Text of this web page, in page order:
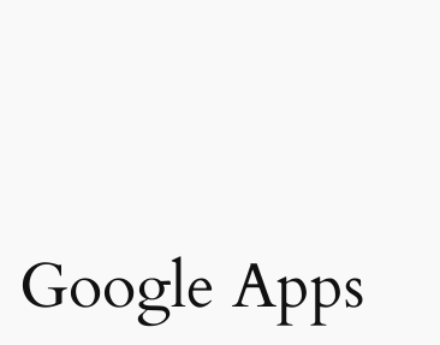
Google Apps